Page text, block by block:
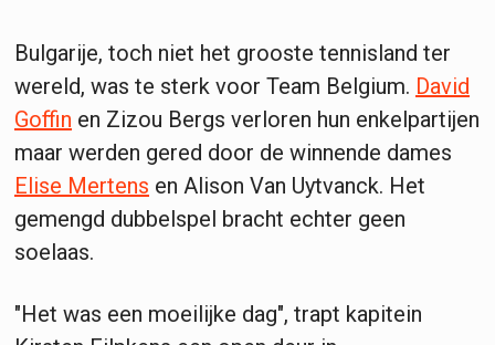
Bulgarije, toch niet het grooste tennisland ter
wereld, was te sterk voor Team Belgium. David
Goffin en Zizou Bergs verloren hun enkelpartijen
maar werden gered door de winnende dames
Elise Mertens en Alison Van Uytvanck. Het
gemengd dubbelspel bracht echter geen
soelaas.
"Het was een moeilijke dag", trapt kapitein